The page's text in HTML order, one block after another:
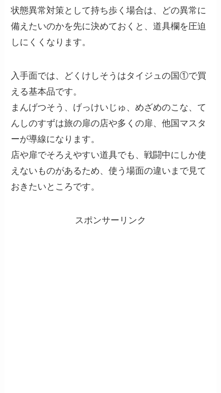
状態異常対策として持ち歩く場合は、どの異常に
備えたいのかを先に決めておくと、道具欄を圧迫
しにくくなります。
入手面では、どくけしそうはタイジュの国①で買
える基本品です。
まんげつそう、げっけいじゅ、めざめのこな、て
んしのすずは旅の扉の店や多くの扉、他国マスタ
ーが導線になります。
店や扉でそろえやすい道具でも、戦闘中にしか使
えないものがあるため、使う場面の違いまで見て
おきたいところです。
スポンサーリンク